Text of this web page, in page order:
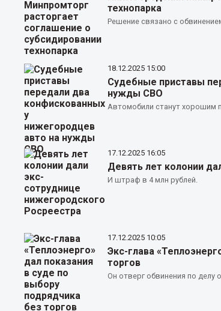
технопарка
Решение связано с
18.12.2025 15:00
Судебные приставы
нужды СВО
Автомобили станут хорошим
17.12.2025 16:05
Девять лет колонии
И штраф в 4 млн рублей.
17.12.2025 10:05
Экс-глава
торгов
Он отверг обвинения по делу